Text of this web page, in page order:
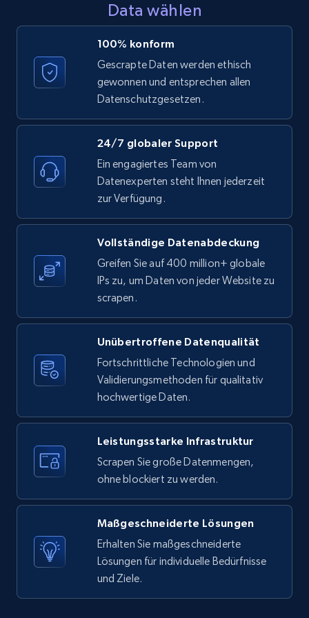
URL, ID, User id, Use url, Title, Headline, Post
text, Date posted, and more.
11.3K+ 1.5K+ Gratis testen
LinkedIn posts - Discover new posts
URL, ID, User id, Use url, Title, Headline, Post
text, Date posted, and more.
11.3K+ 1.5K+ Gratis testen
X (formerly Twitter) - Posts
ID, User posted, Name, Description, Date
posted, Photos, URL, Quoted post, and more.
10.4K+ 1.2K+ Gratis testen
Twitter posts URLs
ID, User posted, Name, Description, Date
posted, Photos, URL, Quoted post, and more.
1.2K+
Data wählen
100% konform
Gescrapte Daten werden ethisch
gewonnen und entsprechen allen
Datenschutzgesetzen.
24/7 globaler Support
Ein engagiertes Team von
Datenexperten steht Ihnen jederzeit
zur Verfügung.
Vollständige Datenabdeckung
Greifen Sie auf 400 million+ globale
IPs zu, um Daten von jeder Website zu
scrapen.
Unübertroffene Datenqualität
Fortschrittliche Technologien und
Validierungsmethoden für qualitativ
hochwertige Daten.
Leistungsstarke Infrastruktur
Scrapen Sie große Datenmengen,
ohne blockiert zu werden.
Maßgeschneiderte Lösungen
Erhalten Sie maßgeschneiderte
Lösungen für individuelle Bedürfnisse
und Ziele.